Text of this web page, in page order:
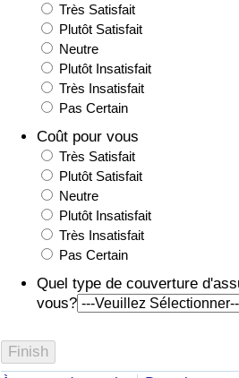
Très Satisfait
Plutôt Satisfait
Neutre
Plutôt Insatisfait
Très Insatisfait
Pas Certain
Coût pour vous
Très Satisfait
Plutôt Satisfait
Neutre
Plutôt Insatisfait
Très Insatisfait
Pas Certain
Quel type de couverture
vous?